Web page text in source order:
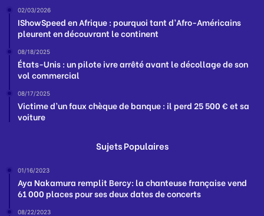
02/03/2026
IShowSpeed en Afrique : pourquoi tant d’Afro-Américains
pleurent en découvrant le continent
08/18/2025
États-Unis : un pilote ivre arrêté avant le décollage de son
vol commercial
08/17/2025
Victime d’un faux chèque de banque : il perd 25 500 € et sa
voiture
Sujets Populaires
01/16/2023
Aya Nakamura remplit Bercy: la chanteuse française vend
61 000 places pour ses deux dates de concerts
08/22/2023